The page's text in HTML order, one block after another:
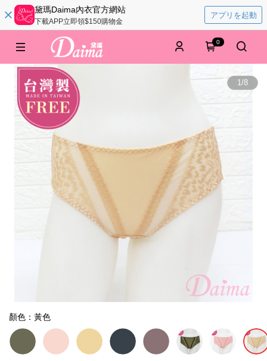
黛瑪Daima內衣官方網站
下載APP立即領$150購物金
アプリを起動
0
1/8
顏色：黃色